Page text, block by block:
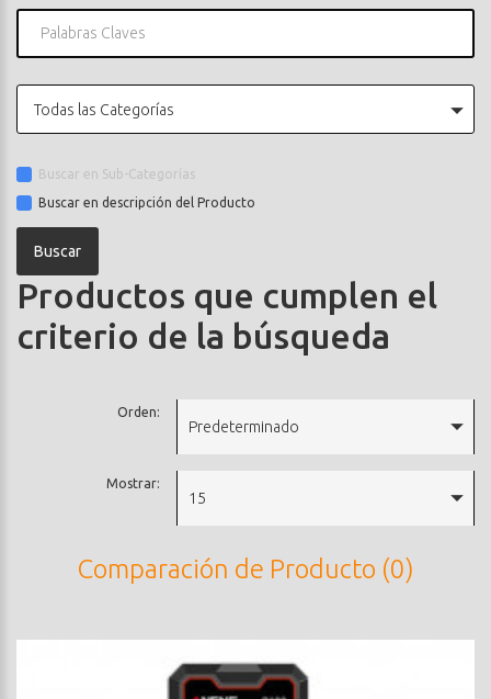
Todas las Categorías
Buscar en Sub-Categorías
Buscar en descripción del Producto
Productos que cumplen el
criterio de la búsqueda
Orden:
Predeterminado
Mostrar:
15
Comparación de Producto (0)